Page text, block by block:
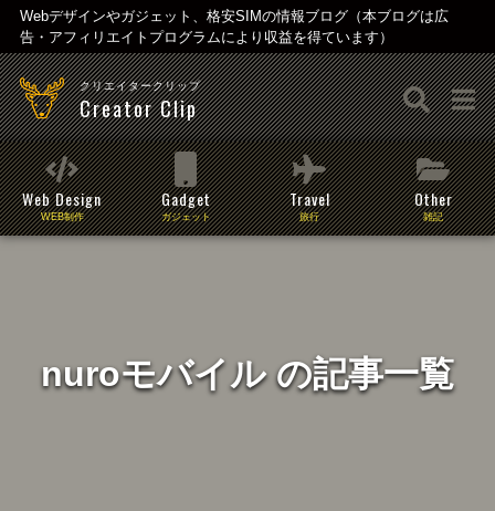
Webデザインやガジェット、格安SIMの情報ブログ（本ブログは広
告・アフィリエイトプログラムにより収益を得ています）
クリエイタークリップ
Creator Clip
Web Design
WEB制作
Gadget
ガジェット
Travel
旅行
Other
雑記
nuroモバイル の記事一覧